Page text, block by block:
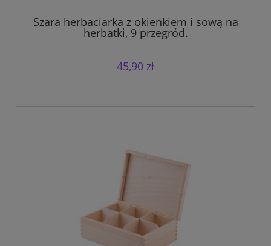
Szara herbaciarka z okienkiem i sową na
herbatki, 9 przegród.
45,90 zł